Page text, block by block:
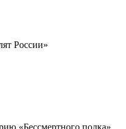
России»
«Бессмертного полка»